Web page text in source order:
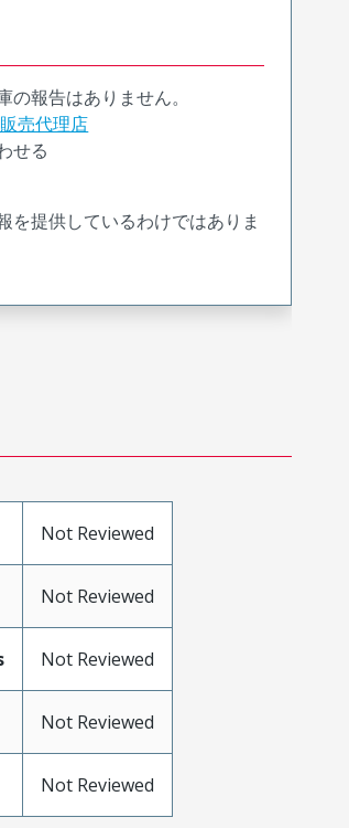
報告はありません。
売代理店
せる
を提供しているわけではありま
Not Reviewed
Not Reviewed
Not Reviewed
Not Reviewed
Not Reviewed